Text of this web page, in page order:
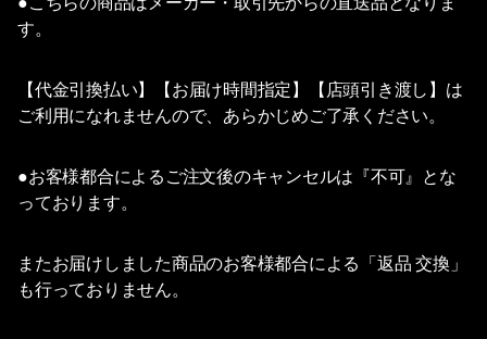
す。
【代金引換払い】【お届け時間指定】【店頭引き渡し】は
ご利用になれませんので、あらかじめご了承ください。
●お客様都合によるご注文後のキャンセルは『不可』とな
っております。
またお届けしました商品のお客様都合による「返品 交換」
も行っておりません。